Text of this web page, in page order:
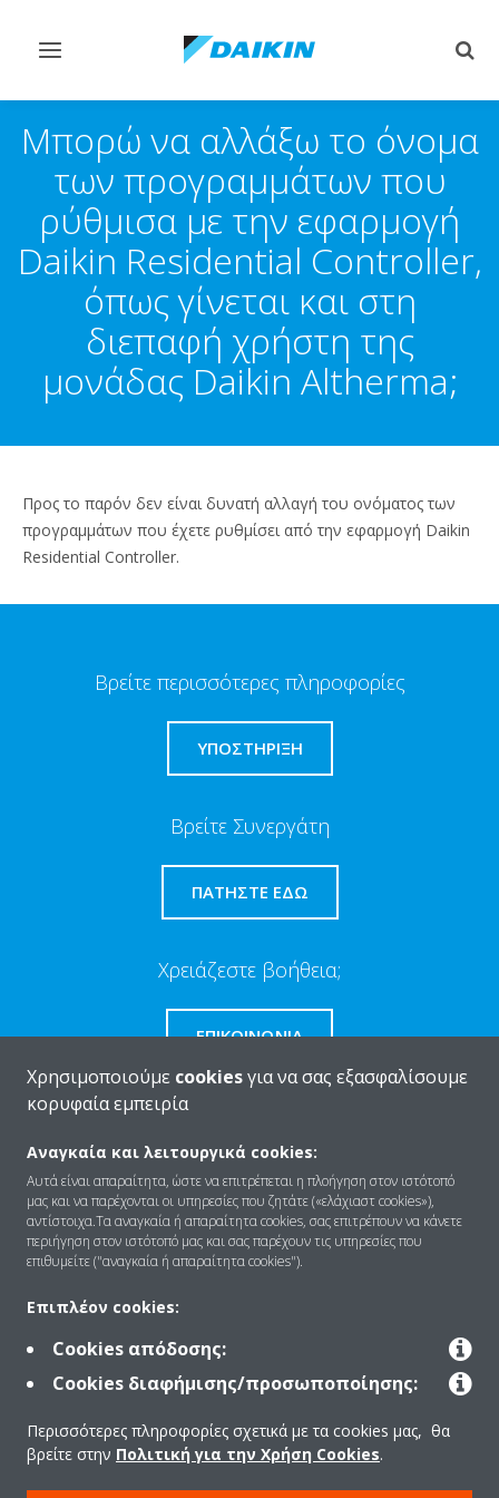
Εναλλαγή
πλοήγηση
Μπορώ να αλλάξω το όνομα
των προγραμμάτων που
ρύθμισα με την εφαρμογή
Daikin Residential Controller,
όπως γίνεται και στη
διεπαφή χρήστη της
μονάδας Daikin Altherma;
Προς το παρόν δεν είναι δυνατή αλλαγή του ονόματος των
προγραμμάτων που έχετε ρυθμίσει από την εφαρμογή Daikin
Residential Controller.
Βρείτε περισσότερες πληροφορίες
ΥΠΟΣΤΗΡΙΞΗ
Βρείτε Συνεργάτη
ΠΑΤΉΣΤΕ ΕΔΏ
Χρειάζεστε βοήθεια;
ΕΠΙΚΟΙΝΩΝΊΑ
Ποιοι είμαστε
Λύσεις
Επικοινωνία
Προϊόντα
Χρησιμοποιούμε cookiesγια να σας εξασφαλίσουμε
κορυφαία εμπειρία
Αναγκαία και λειτουργικά cookies:
Αυτά είναι απαραίτητα, ώστε να επιτρέπεται η πλοήγηση στον ιστότοπό
μας και να παρέχονται οι υπηρεσίες που ζητάτε («ελάχιαστ cookies»),
αντίστοιχα.Τα αναγκαία ή απαραίτητα cookies, σας επιτρέπουν να κάνετε
περιήγηση στον ιστότοπό μας και σας παρέχουν τις υπηρεσίες που
επιθυμείτε ("αναγκαία ή απαραίτητα cookies").
Επιπλέον cookies:
Cookies απόδοσης:
Cookies διαφήμισης/προσωποποίησης:
Περισσότερες πληροφορίες σχετικά με τα cookies μας, θα
βρείτε στην Πολιτική για την Χρήση Cookies.